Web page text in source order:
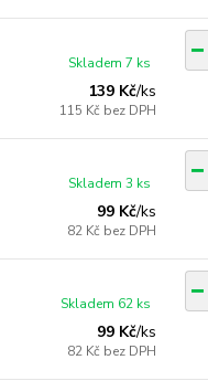
139 Kč/ks
115 Kč bez DPH
Skladem 7 ks
99 Kč/ks
82 Kč bez DPH
Skladem 3 ks
99 Kč/ks
82 Kč bez DPH
Skladem 62 ks